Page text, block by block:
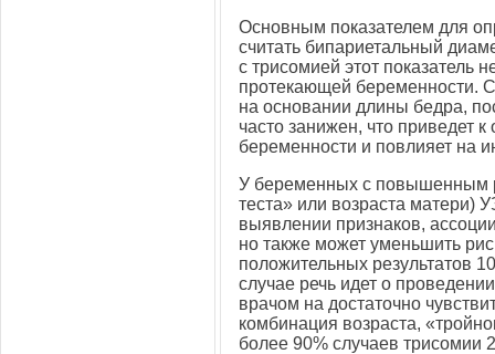
Основным показателем для
считать бипариетальный
с трисомией этот показатель
протекающей беременности.
на основании длины бедра,
часто занижен, что приведет
беременности и повлияет на
У беременных с повышенным
теста» или возраста матери)
выявлении признаков,
но также может уменьшить
положительных результатов
случае речь идет о
врачом на достаточно
комбинация возраста,
более 90% случаев трисомии